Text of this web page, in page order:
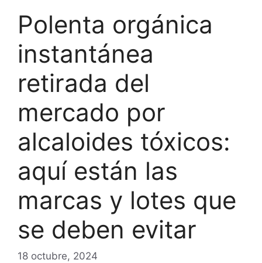
Polenta orgánica
instantánea
retirada del
mercado por
alcaloides tóxicos:
aquí están las
marcas y lotes que
se deben evitar
18 octubre, 2024